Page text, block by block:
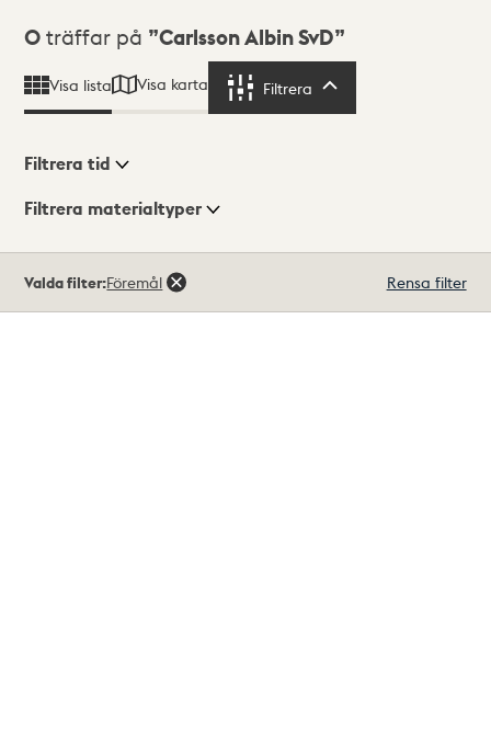
Sökresultat
0 träffar på Carlsson Albin SvD
Visa lista Visa karta Filtrera
Visningsläge
Filtrera tid
Filtrera materialtyper
träffar
Valda filter:Föremål Rensa filter